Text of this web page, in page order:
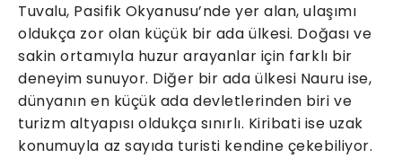
Tuvalu, Pasifik Okyanusu’nde yer alan, ulaşımı
oldukça zor olan küçük bir ada ülkesi. Doğası ve
sakin ortamıyla huzur arayanlar için farklı bir
deneyim sunuyor. Diğer bir ada ülkesi Nauru ise,
dünyanın en küçük ada devletlerinden biri ve
turizm altyapısı oldukça sınırlı. Kiribati ise uzak
konumuyla az sayıda turisti kendine çekebiliyor.